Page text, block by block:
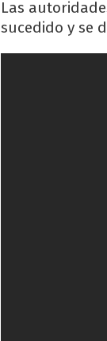
Las
sucedido y se